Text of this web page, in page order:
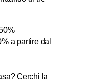
a partire dal
Cerchi la